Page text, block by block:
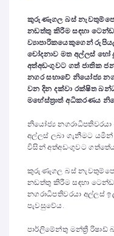
කුරුණෑගල බස්
නඩත්තු කිරීම සඳහා
ව්‍යාපාරිකයෙකුගෙන්
චෝදනාව මත අල්ලස්
අත්අඩංගුවට ගත් ජාතික
නගර සභාවේ නියෝජ්‍ය
වන දින දක්වා රක්ෂිත
මහේස්ත්‍රාත් අධිකරණය
නියෝජ්‍ය නගරාධිපතිවරයා
අල්ලස් ලබා ගැනීමට
විසින් අත්අඩංගුවට
කුරුණෑගල බස්
නඩත්තු කිරීම සඳහා
නගරාධිපතිවරයා අල්ලස්
පැවසුවේය.
පාර්ලිමේන්තු මන්ත්‍රී